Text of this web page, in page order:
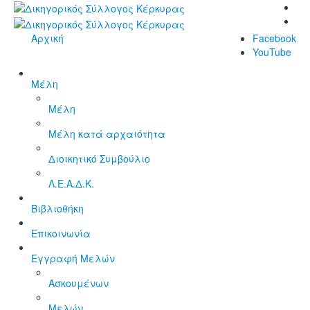
Facebook
YouTube
Αρχική
Μέλη
Μέλη
Μέλη κατά αρχαιότητα
Διοικητικό Συμβούλιο
Λ.Ε.Α.Δ.Κ.
Βιβλιοθήκη
Επικοινωνία
Εγγραφή Μελών
Ασκουμένων